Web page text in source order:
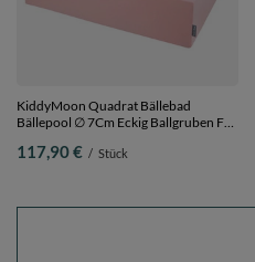
KiddyMoon Quadrat Bällebad
Bällepool ∅ 7Cm Eckig Ballgruben Für
Hergestellt in der EU, rosa:perle-grau-
117,90 € / Stück